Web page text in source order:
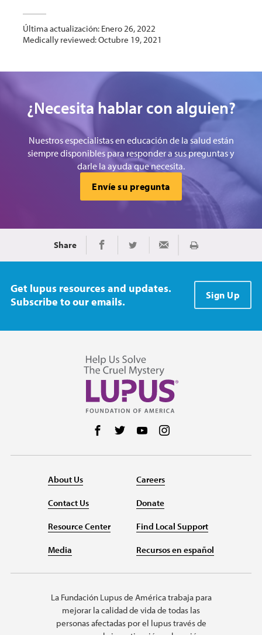
Última actualización: Enero 26, 2022
Medically reviewed: Octubre 19, 2021
¿Necesita hablar con alguien?
Nuestros especialistas en educación de la salud están
siempre disponibles para responder a sus preguntas y
darle la ayuda que necesita.
Envíe su pregunta
Share Share on Facebook
Share on TwitterShare via EmailImprimir
Get lupus resources and updates.
Subscribe to our emails.
Sign Up
Follow us on Facebook
Follow us on Twitter
Follow us on YouTube
About Us
Contact Us
Resource Center
Media
Careers
Donate
Find Local Support
Recursos en español
La Fundación Lupus de América trabaja para
mejorar la calidad de vida de todas las
personas afectadas por el lupus través de